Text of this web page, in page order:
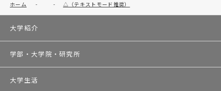
ホーム - - △（テキストモード推奨）
大学紹介
学部・大学院・研究所
大学生活